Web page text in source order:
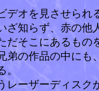
オを見させられ
ざ知らず、赤の
そこにあるも
の作品の中に
ーザーディスク